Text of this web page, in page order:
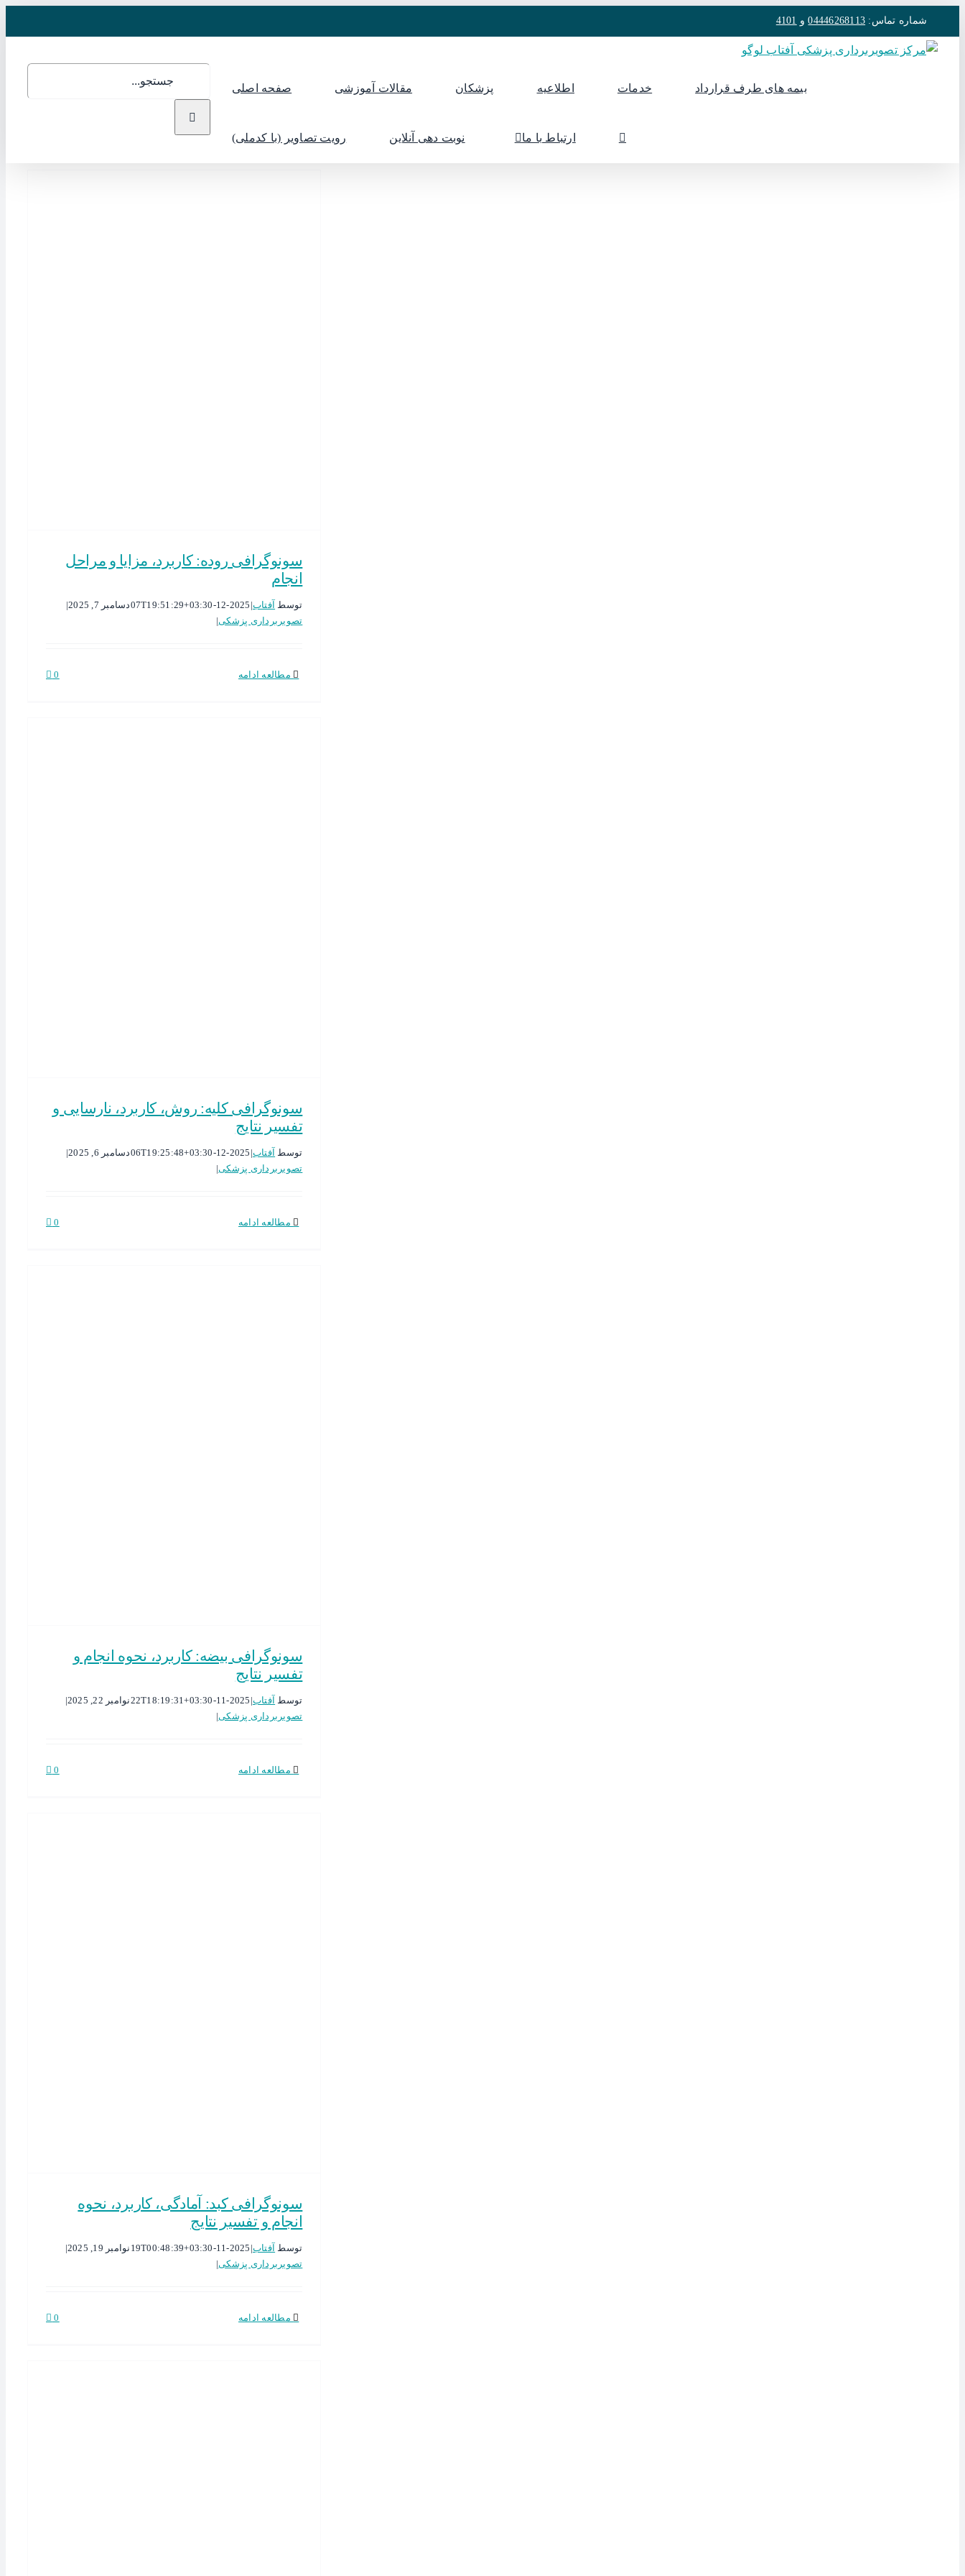
به
محتوا
شماره تماس: 04446268113و 4101
صفحه اصلی مقالات آموزشی پزشکان اطلاعیه خدمات بیمه های طرف قرارداد
رویت تصاویر (با کدملی) نوبت دهی آنلاین ارتباط با ما
سونوگرافی روده: کاربرد، مزایا و مراحل
انجام
توسط آفتاب|
2025-12-07T19:51:29+03:30 دسامبر 7, 2025
|
تصویربرداری پزشکی|
مطالعه ادامه 0
سونوگرافی کلیه: روش، کاربرد، نارسایی و
تفسیر نتایج
توسط آفتاب|
2025-12-06T19:25:48+03:30 دسامبر 6, 2025
|
تصویربرداری پزشکی|
مطالعه ادامه 0
سونوگرافی بیضه: کاربرد، نحوه انجام و
تفسیر نتایج
توسط آفتاب|
2025-11-22T18:19:31+03:30 نوامبر 22, 2025
|
تصویربرداری پزشکی|
مطالعه ادامه 0
سونوگرافی کبد: آمادگی، کاربرد، نحوه
انجام و تفسیر نتایج
توسط آفتاب|
2025-11-19T00:48:39+03:30 نوامبر 19, 2025
|
تصویربرداری پزشکی|
مطالعه ادامه 0